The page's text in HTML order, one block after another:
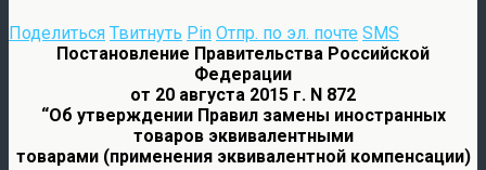
Поделиться Твитнуть Pin Отпр. по эл. почте SMS
Постановление Правительства Российской
Федерации
от 20 августа 2015 г. N 872
“Об утверждении Правил замены иностранных
товаров эквивалентными
товарами (применения эквивалентной компенсации)